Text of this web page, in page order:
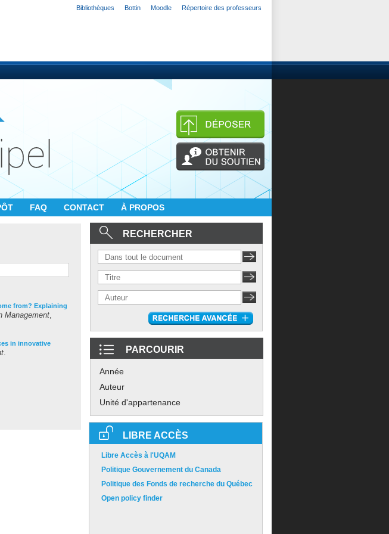
Bibliothèques Bottin Moodle Répertoire des professeurs
FAQ CONTACT À PROPOS
from? Explaining
Management,
in innovative
.
RECHERCHER
PARCOURIR
Année
Auteur
Unité d'appartenance
LIBRE ACCÈS
Libre Accès à l'UQAM
Politique Gouvernement du Canada
Politique des Fonds de recherche du Québec
Open policy finder